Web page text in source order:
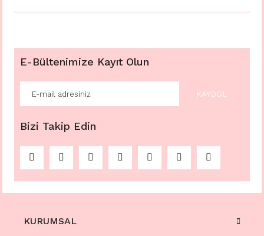
E-Bültenimize Kayıt Olun
KAYDOL
Bizi Takip Edin
KURUMSAL